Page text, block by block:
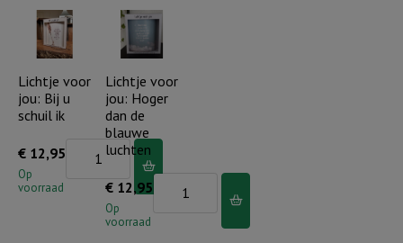
is
ons
een
toevlucht
Heer
je..
aantal
Lichtje voor
jou: Bij u
schuil ik
€ 12,95
Op
voorraad
Lichtje
Lichtje voor
jou: Hoger
dan de
blauwe
luchten
€ 12,95
Op
voorraad
Lichtje